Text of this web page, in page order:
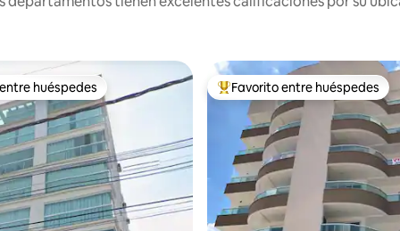
huéspedes
huéspedes Favorito entre los huéspedes
Favorito entre huéspedes